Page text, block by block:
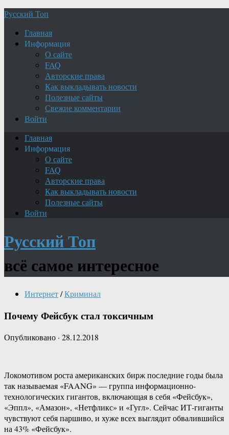
Русский Топ
Главная
Информация
О сайте
FAQ
Авторские права
Как выкладывать новости
Полезные сайты
Свежие комментарии
Войти
Главная
Информация
О сайте
FAQ
Авторские права
Как выкладывать новости
Полезные сайты
Войти
Русский Топ
всё самое интересное
Интернет/Криминал
Почему Фейсбук стал токсичным
Опубликовано · 28.12.2018
Локомотивом роста американских бирж последние годы была
так называемая «FAANG» — группа информационно-
технологических гигантов, включающая в себя «Фейсбук»,
«Эппл», «Амазон», «Нетфликс» и «Гугл». Сейчас ИТ-гиганты
чувствуют себя паршиво, и хуже всех выглядит обвалившийся
на 43% «Фейсбук».